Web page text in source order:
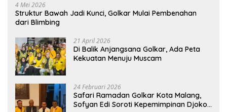
4 Mei 2026
Struktur Bawah Jadi Kunci, Golkar Mulai Pembenahan
dari Blimbing
21 April 2026
Di Balik Anjangsana Golkar, Ada Peta
Kekuatan Menuju Muscam
24 Februari 2026
Safari Ramadan Golkar Kota Malang,
Sofyan Edi Soroti Kepemimpinan Djoko